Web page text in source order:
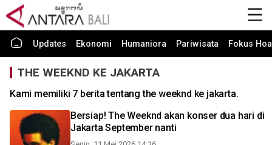
Updates Ekonomi Humaniora Pariwisata Fokus
THE WEEKND KE JAKARTA
Kami memiliki 7 berita tentang the weeknd ke jakarta.
Bersiap! The Weeknd akan konser dua hari di
Jakarta September nanti